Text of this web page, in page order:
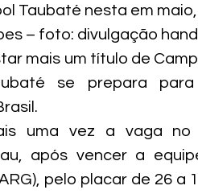
Taubaté nesta em
– foto: divulgação
mais um título de
se prepara
uma vez a vaga no
após vencer a
pelo placar de 26